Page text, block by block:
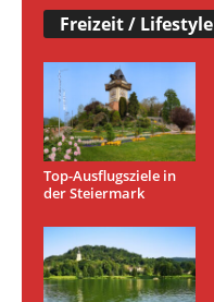
Freizeit / Lifestyle
Top-Ausflugsziele in
der Steiermark